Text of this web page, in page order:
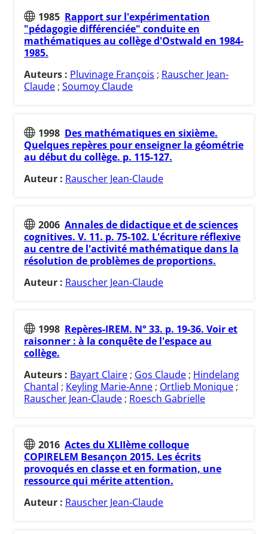
1985 Rapport sur l'expérimentation
"pédagogie différenciée" conduite en
mathématiques au collège d'Ostwald en 1984-
1985.
Auteurs : Pluvinage François ; Rauscher Jean-
Claude ; Soumoy Claude
1998 Des mathématiques en sixième.
Quelques repères pour enseigner la géométrie
au début du collège. p. 115-127.
Auteur : Rauscher Jean-Claude
2006 Annales de didactique et de sciences
cognitives. V. 11. p. 75-102. L'écriture réflexive
au centre de l'activité mathématique dans la
résolution de problèmes de proportions.
Auteur : Rauscher Jean-Claude
1998 Repères-IREM. N° 33. p. 19-36. Voir et
raisonner : à la conquête de l'espace au
collège.
Auteurs : Bayart Claire ; Gos Claude ; Hindelang
Chantal ; Keyling Marie-Anne ; Ortlieb Monique ;
Rauscher Jean-Claude ; Roesch Gabrielle
2016 Actes du XLIIème colloque
COPIRELEM Besançon 2015. Les écrits
provoqués en classe et en formation, une
ressource qui mérite attention.
Auteur : Rauscher Jean-Claude